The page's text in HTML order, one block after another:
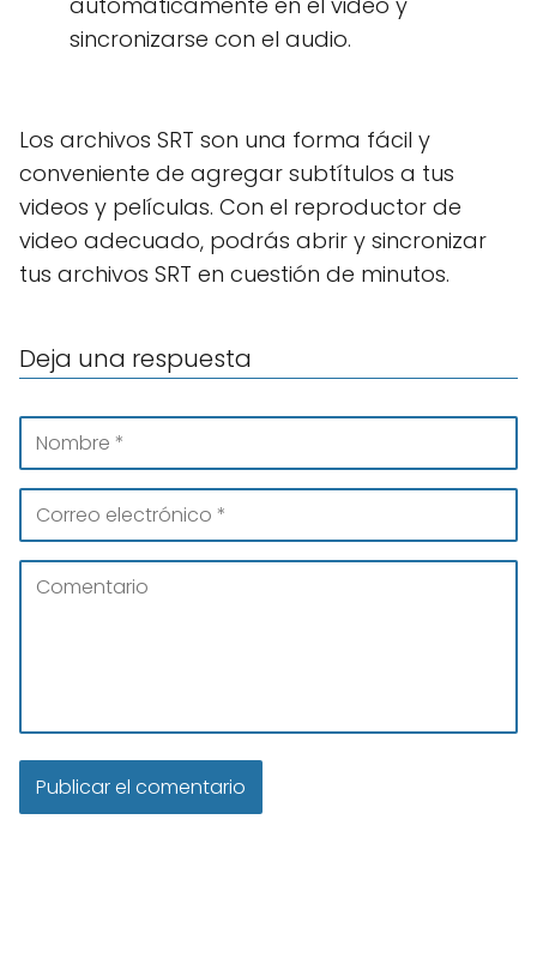
sincronizarse con el audio.
Los archivos SRT son una forma fácil y
conveniente de agregar subtítulos a tus
videos y películas. Con el reproductor de
video adecuado, podrás abrir y sincronizar
tus archivos SRT en cuestión de minutos.
Deja una respuesta